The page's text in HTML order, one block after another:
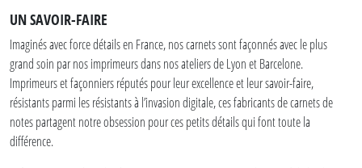
UN SAVOIR-FAIRE
Imaginés avec force détails en France, nos carnets sont façonnés avec le plus
grand soin par nos imprimeurs dans nos ateliers de Lyon et Barcelone.
Imprimeurs et façonniers réputés pour leur excellence et leur savoir-faire,
résistants parmi les résistants à l’invasion digitale, ces fabricants de carnets de
notes partagent notre obsession pour ces petits détails qui font toute la
différence.